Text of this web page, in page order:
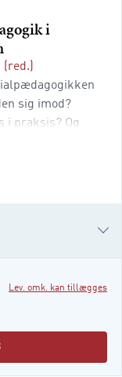
i
(red.)
sig imod?
i praksis? Og
Lev. omk. kan tillægges